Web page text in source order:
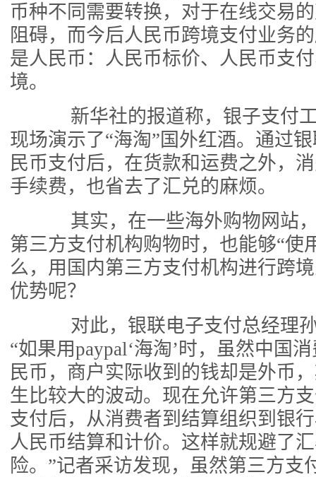
币种不同需要转换，对于在线交易
阻碍，而今后人民币跨境支付业务
是人民币：人民币标价、人民币支
境。
新华社的报道称，银子支付工
现场演示了“海淘”国外红酒。通过
民币支付后，在货款和运费之外，
手续费，也省去了汇兑的麻烦。
其实，在一些海外购物网站，
第三方支付机构购物时，也能够“使
么，用国内第三方支付机构进行跨
优势呢？
对此，银联电子支付总经理孙
“如果用paypal‘海淘’时，虽然中国
民币，商户实际收到的钱却是外币
生比较大的波动。现在允许第三方
支付后，从消费者到结算组织到银
人民币结算和计价。这样就规避了
险。”记者采访发现，虽然第三方支